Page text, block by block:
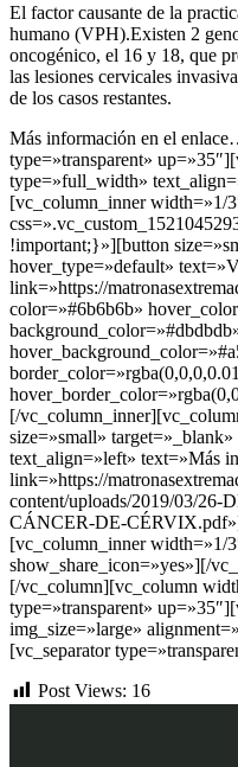
El factor causante de la
humano (VPH).Existen 2
oncogénico, el 16 y 18, que
las lesiones cervicales
de los casos restantes.
Más información en el
type=»transparent»
type=»full_width»
[vc_column_inner width=»1/
!important;}»][button
hover_type=»default»
link=»https://
color=»#6b6b6b»
[/
size=»small»
text_align=»left» text=»Más
link=»https://
content/uploads/2019/03/
CÁNCER-DE-
[vc_column_inner width=»1/
show_share_icon=»yes»][/
[/vc_column][vc_column
type=»transparent»
img_size=»large»
[vc_separator
Post Views: 16